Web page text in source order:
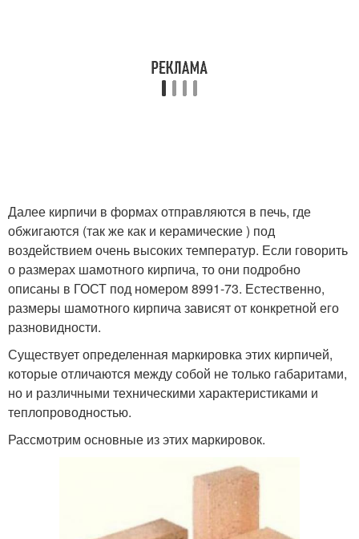
Далее кирпичи в формах отправляются в печь, где
обжигаются (так же как и керамические ) под
воздействием очень высоких температур. Если говорить
о размерах шамотного кирпича, то они подробно
описаны в ГОСТ под номером 8991-73. Естественно,
размеры шамотного кирпича зависят от конкретной его
разновидности.
Существует определенная маркировка этих кирпичей,
которые отличаются между собой не только габаритами,
но и различными техническими характеристиками и
теплопроводностью.
Рассмотрим основные из этих маркировок.